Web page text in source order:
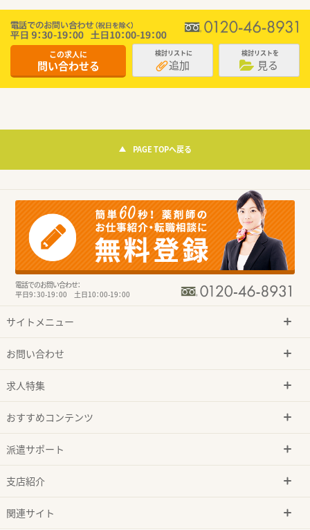
この求人に
問い合わせる
検討リストに
追加
検討リストを
見る
PAGE TOPへ戻る
電話でのお問い合わせ：
平日9：30-19：00 土日10：00-19：00
サイトメニュー
お問い合わせ
求人特集
おすすめコンテンツ
派遣サポート
支店紹介
関連サイト